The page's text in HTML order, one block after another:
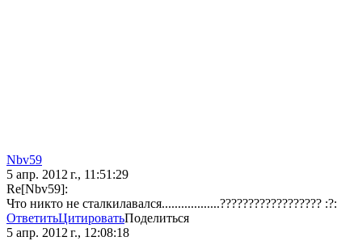
Nbv59
5 апр. 2012 г., 11:51:29
Re[Nbv59]:
Что никто не сталкилавался..................?????????????????? :?:
ОтветитьЦитироватьПоделиться
5 апр. 2012 г., 12:08:18